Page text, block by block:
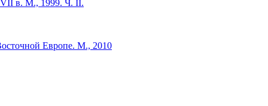
в. М., 1999. Ч. II.
Европе. М., 2010